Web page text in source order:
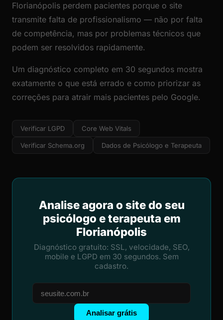
Florianópolis perdem pacientes porque o site
transmite falta de profissionalismo — não por falta
de competência, mas por problemas técnicos que
podem ser resolvidos rapidamente.
Um diagnóstico completo em 30 segundos mostra
exatamente o que está errado e como priorizar as
correções para atrair mais pacientes pelo Google.
Verificar LGPD Core Web Vitals
Verificar Schema.org Dados de Psicólogo e Terapeuta
Analise agora o site do seu
psicólogo e terapeuta em
Florianópolis
Diagnóstico gratuito: SSL, velocidade, SEO,
mobile e LGPD em 30 segundos. Sem
cadastro.
Analisar grátis